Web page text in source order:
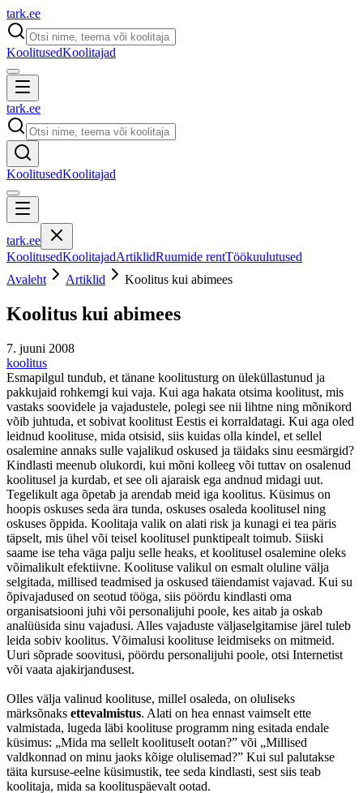
tark.ee
KoolitusedKoolitajad
tark.ee
KoolitusedKoolitajad
tark.ee
KoolitusedKoolitajadArtiklidRuumide rentTöökuulutused
Avaleht
Artiklid Koolitus kui abimees
Koolitus kui abimees
7. juuni 2008
koolitus
Esmapilgul tundub, et tänane koolitusturg on üleküllastunud ja
pakkujaid rohkemgi kui vaja. Kui aga hakata otsima koolitust, mis
vastaks soovidele ja vajadustele, polegi see nii lihtne ning mõnikord
võib juhtuda, et sobivat koolitust Eestis ei korraldatagi. Kui aga oled
leidnud koolituse, mida otsisid, siis kuidas olla kindel, et sellel
osalemine annaks sulle vajalikud oskused ja täidaks sinu eesmärgid?
Kindlasti meenub olukordi, kui mõni kolleeg või tuttav on osalenud
koolitusel ja kurdab, et see oli ajaraisk ega andnud midagi uut.
Tegelikult aga õpetab ja arendab meid iga koolitus. Küsimus on
hoopis oskuses seda ära tunda, oskuses osaleda koolitusel ning
oskuses õppida. Koolitaja valik on alati risk ja kunagi ei tea päris
täpselt, mis ühel või teisel koolitusel punktipealt toimub. Siiski
saame ise teha väga palju selle heaks, et koolitusel osalemine oleks
võimalikult efektiivne. Koolituse valikul on esmalt oluline välja
selgitada, millised teadmised ja oskused täiendamist vajavad. Kui su
õpivajadused on seotud tööga, siis pöördu kindlasti oma
organisatsiooni juhi või personalijuhi poole, kes aitab ja oskab
analüüsida sinu vajadusi. Alles vajaduste väljaselgitamise järel tuleb
leida sobiv koolitus. Võimalusi koolituse leidmiseks on mitmeid.
Uuri sõprade soovitusi, pöördu personali­juhi poole, otsi Internetist
või vaata aja­kirjandusest.
Olles välja valinud koolituse, millel osaleda, on oluliseks
märksõnaks ettevalmistus. Alati on hea ennast vaimselt ette
valmistada, lugeda läbi koolituse programm ning esitada endale
küsimus: „Mida ma sellelt koolituselt ootan?” või „Millised
valdkonnad on minu jaoks kõige olulisemad?” Kui sul palutakse
täita kursuse-eelne küsimustik, tee seda kindlasti, sest siis teab
koolitaja, mida sa koolitus­päevalt ootad.